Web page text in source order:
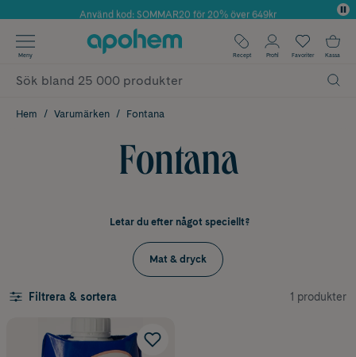
Årets Butik 2025 inom Skönhet
Använd kod: SOMMAR20 för 20% över 649kr
✓ Fri frakt
✓ Poäng på alla köp*
Meny Recept Profil Favoriter Kassa
Hem Varumärken Fontana
Fontana
Letar du efter något speciellt?
Mat & dryck
Filtrera & sortera 1 produkter